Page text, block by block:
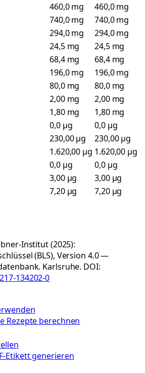
460,0 mg
460,0 mg
740,0 mg
740,0 mg
294,0 mg
294,0 mg
24,5 mg
24,5 mg
68,4 mg
68,4 mg
196,0 mg
196,0 mg
80,0 mg
80,0 mg
2,00 mg
2,00 mg
1,80 mg
1,80 mg
0,0 µg
0,0 µg
230,00 µg
230,00 µg
1.620,00 µg 1.620,00 µg
0,0 µg
0,0 µg
3,00 µg
3,00 µg
7,20 µg
7,20 µg
Institut (2025):
(BLS), Version 4.0 —
Karlsruhe. DOI:
134202-0
Rezepte berechnen
Etikett generieren